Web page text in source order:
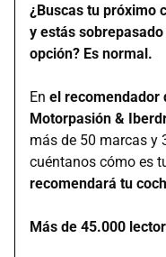
¿Buscas tu próximo
y estás
opción? Es normal.
En el recomendador
Motorpasión &
más de 50 marcas y
cuéntanos cómo es
recomendará tu
Más de 45.000